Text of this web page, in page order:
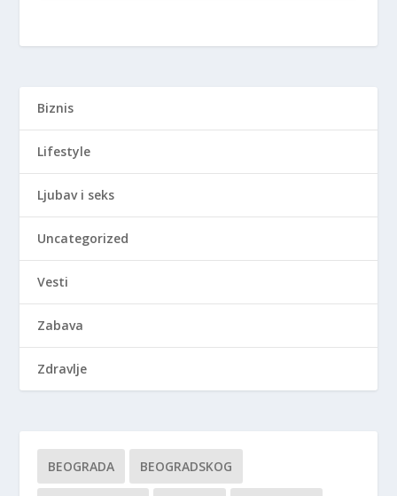
Biznis
Lifestyle
Ljubav i seks
Uncategorized
Vesti
Zabava
Zdravlje
BEOGRADA BEOGRADSKOG